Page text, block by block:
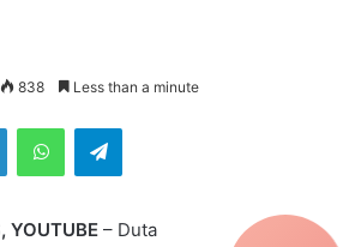
838 Less than a minute
LinkedInWhatsAppTelegram
YOUTUBE – Duta